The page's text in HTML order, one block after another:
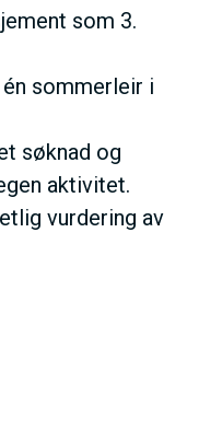
som 3.
sommerleir i
søknad og
aktivitet.
vurdering av